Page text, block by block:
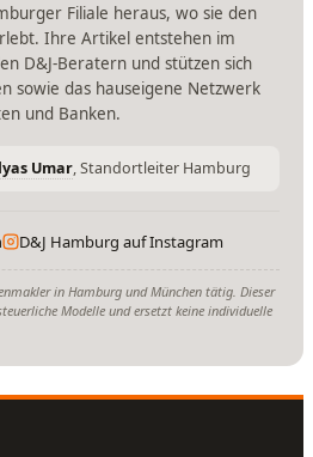
Filiale heraus, wo sie den
Ihre Artikel entstehen im
D&J-Beratern und stützen sich
sowie das hauseigene Netzwerk
und Banken.
Umar, Standortleiter Hamburg
D&J Hamburg auf Instagram
in Hamburg und München tätig. Dieser
Modelle und ersetzt keine individuelle